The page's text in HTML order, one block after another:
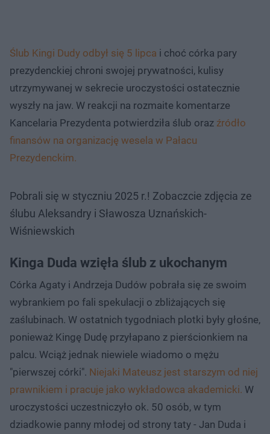
Ślub Kingi Dudy odbył się 5 lipca i choć córka pary
prezydenckiej chroni swojej prywatności, kulisy
utrzymywanej w sekrecie uroczystości ostatecznie
wyszły na jaw. W reakcji na rozmaite komentarze
Kancelaria Prezydenta potwierdziła ślub oraz źródło
finansów na organizację wesela w Pałacu
Prezydenckim.
Pobrali się w styczniu 2025 r.! Zobaczcie zdjęcia ze
ślubu Aleksandry i Sławosza Uznańskich-
Wiśniewskich
Kinga Duda wzięła ślub z ukochanym
Córka Agaty i Andrzeja Dudów pobrała się ze swoim
wybrankiem po fali spekulacji o zbliżających się
zaślubinach. W ostatnich tygodniach plotki były głośne,
ponieważ Kingę Dudę przyłapano z pierścionkiem na
palcu. Wciąż jednak niewiele wiadomo o mężu
"pierwszej córki". Niejaki Mateusz jest starszym od niej
prawnikiem i pracuje jako wykładowca akademicki. W
uroczystości uczestniczyło ok. 50 osób, w tym
dziadkowie panny młodej od strony taty - Jan Duda i